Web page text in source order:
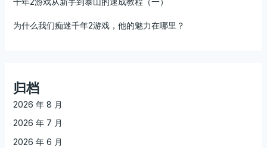
为什么我们痴迷千年2游戏，他的魅力在哪里？
归档
2026 年 8 月
2026 年 7 月
2026 年 6 月